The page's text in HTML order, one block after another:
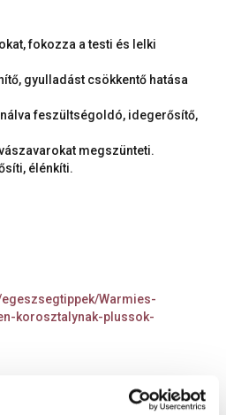
fokozza a testi és lelki
gyulladást csökkentő hatása
feszültségoldó, idegerősítő,
megszünteti.
élénkíti.
egeszsegtippek/Warmies-
korosztalynak-plussok-